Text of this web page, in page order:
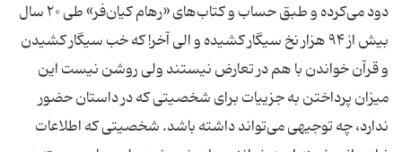
دود می‌کرده و طبق حساب و کتاب‌های «رهام کیان‌فر» طی ۲۰ سال
بیش از ۹۴ هزار نخ سیگار کشیده و الی آخر! که خب سیگار کشیدن
و قرآن خواندن با هم در تعارض نیستند ولی روشن نیست این
میزان پرداختن به جزییات برای شخصیتی که در داستان حضور
ندارد، چه توجیهی می‌تواند داشته باشد. شخصیتی که اطلاعات